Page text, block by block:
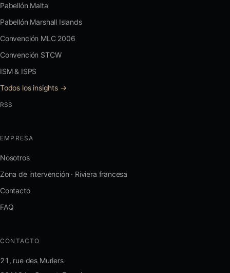
Pabellón Malta
Pabellón Marshall Islands
Convención MLC 2006
Convención STCW
ISM & ISPS
Todos los insights →
RSS
EMPRESA
Nosotros
Zona de intervención · Riviera francesa
Contacto
FAQ
CONTACTO
21, rue des Muriers